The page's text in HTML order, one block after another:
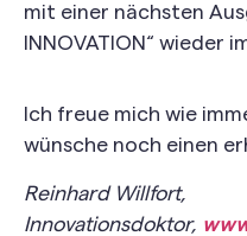
mit einer nächsten
INNOVATION“ wieder
Ich freue mich wie
wünsche noch einen
Reinhard Willfort,
Innovationsdoktor,